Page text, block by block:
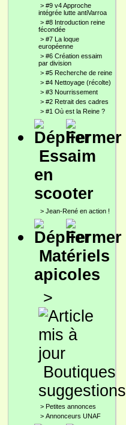
> #9 v4 Approche
intégrée lutte antiVarroa
> #8 Introduction reine
fécondée
> #7 La loque
européenne
> #6 Création essaim
par division
> #5 Recherche de reine
> #4 Nettoyage (récolte)
> #3 Nourrissement
> #2 Retrait des cadres
> #1 Où est la Reine ?
Essaim
en
scooter
> Jean-René en action !
Matériels
apicoles
>
Boutiques
suggestions
> Petites annonces
> Annonceurs UNAF